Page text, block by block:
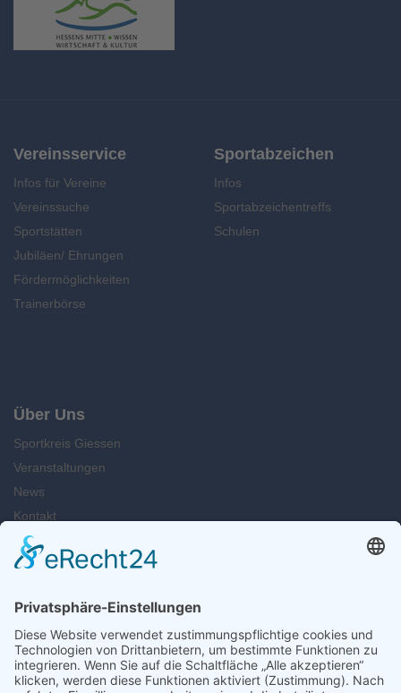
Vereinsservice
Infos für Vereine
Vereinssuche
Sportstätten
Jubiläen/ Ehrungen
Fördermöglichkeiten
Trainerbörse
Sportabzeichen
Infos
Sportabzeichentreffs
Schulen
Über Uns
Sportkreis Giessen
Veranstaltungen
News
Kontakt
Suche
Montag u. Dienstag: 09.00 - 13.00 Uhr
Mittwoch: 14.00 - 16.30 Uhr
Freitag: 12.00 - 15.00 Uhr